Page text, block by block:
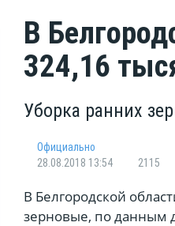
В
324,16
Уборка ранних
Официально
28.08.2018 13:54
2115
В Белгородской
зерновые, по данным